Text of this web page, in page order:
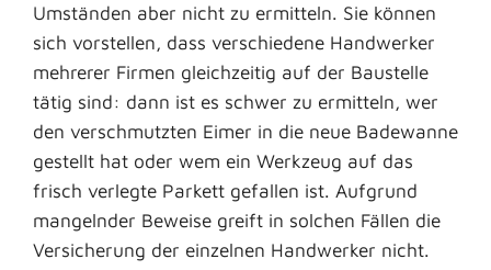
Umständen aber nicht zu ermitteln. Sie können
sich vorstellen, dass verschiedene Handwerker
mehrerer Firmen gleichzeitig auf der Baustelle
tätig sind: dann ist es schwer zu ermitteln, wer
den verschmutzten Eimer in die neue Badewanne
gestellt hat oder wem ein Werkzeug auf das
frisch verlegte Parkett gefallen ist. Aufgrund
mangelnder Beweise greift in solchen Fällen die
Versicherung der einzelnen Handwerker nicht.